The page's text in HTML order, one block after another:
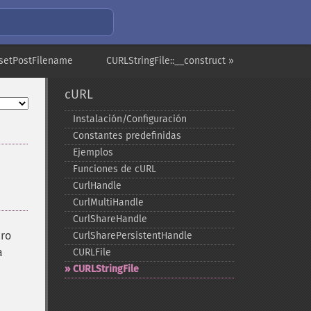
CURLStringFile::__construct »
cURL
Instalación/Configuración
Constantes predefinidas
Ejemplos
Funciones de cURL
CurlHandle
CurlMultiHandle
CurlShareHandle
CurlSharePersistentHandle
CURLFile
CURLStringFile